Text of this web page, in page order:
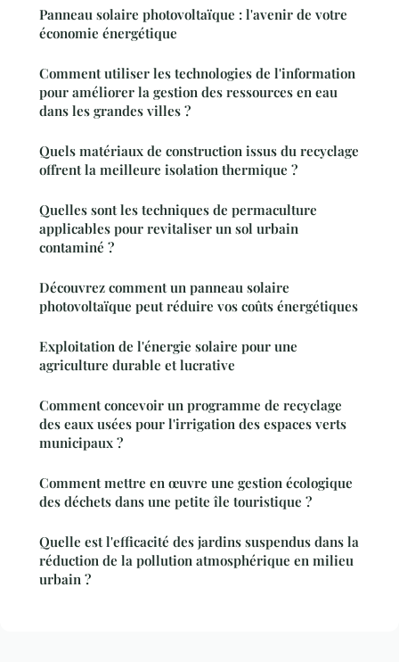
Panneau solaire photovoltaïque : l'avenir de votre
économie énergétique
Comment utiliser les technologies de l'information
pour améliorer la gestion des ressources en eau
dans les grandes villes ?
Quels matériaux de construction issus du recyclage
offrent la meilleure isolation thermique ?
Quelles sont les techniques de permaculture
applicables pour revitaliser un sol urbain
contaminé ?
Découvrez comment un panneau solaire
photovoltaïque peut réduire vos coûts énergétiques
Exploitation de l'énergie solaire pour une
agriculture durable et lucrative
Comment concevoir un programme de recyclage
des eaux usées pour l'irrigation des espaces verts
municipaux ?
Comment mettre en œuvre une gestion écologique
des déchets dans une petite île touristique ?
Quelle est l'efficacité des jardins suspendus dans la
réduction de la pollution atmosphérique en milieu
urbain ?